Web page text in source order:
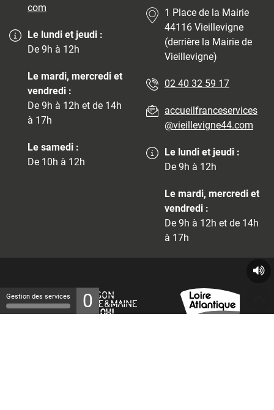
com
Le lundi et jeudi :
De 9h à 12h
Le mardi, mercredi et
vendredi :
De 9h à 12h et de 14h
à 17h
Le samedi :
De 10h à 12h
1 Place de la Mairie
44116 Vieillevigne
(derrière la Mairie de
Vieillevigne)
02 40 32 59 17
accueilfranceservices
@vieillevigne44.com
Le lundi et jeudi :
De 9h à 12h
Le mardi, mercredi et
vendredi :
De 9h à 12h et de 14h
à 17h
Gestion des services 0